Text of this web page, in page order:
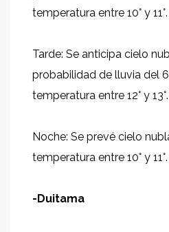
temperatura entre 10° y 11°.
Tarde: Se anticipa cielo
probabilidad de lluvia del
temperatura entre 12° y 13°.
Noche: Se prevé cielo
temperatura entre 10° y 11°.
-Duitama